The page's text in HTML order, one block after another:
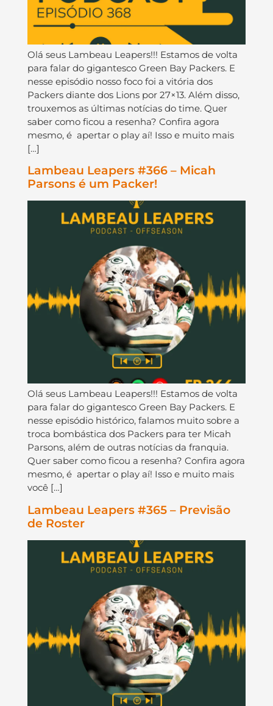
Olá seus Lambeau Leapers!!! Estamos de volta
para falar do gigantesco Green Bay Packers. E
nesse episódio nosso foco foi a vitória dos
Packers diante dos Lions por 27×13. Além disso,
trouxemos as últimas notícias do time. Quer
saber como ficou a resenha? Confira agora
mesmo, é apertar o play aí! Isso e muito mais
[…]
Lambeau Leapers #366 – Micah
Parsons é um Packer!
Olá seus Lambeau Leapers!!! Estamos de volta
para falar do gigantesco Green Bay Packers. E
nesse episódio histórico, falamos muito sobre a
troca bombástica dos Packers para ter Micah
Parsons, além de outras notícias da franquia.
Quer saber como ficou a resenha? Confira agora
mesmo, é apertar o play aí! Isso e muito mais
você […]
Lambeau Leapers #365 – Previsão
de Roster